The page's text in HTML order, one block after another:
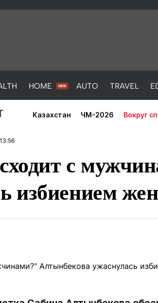
HOME AUTO TRAVEL
Казахстан ЧМ-2026 Вокруг
чемпионов
с
избиением